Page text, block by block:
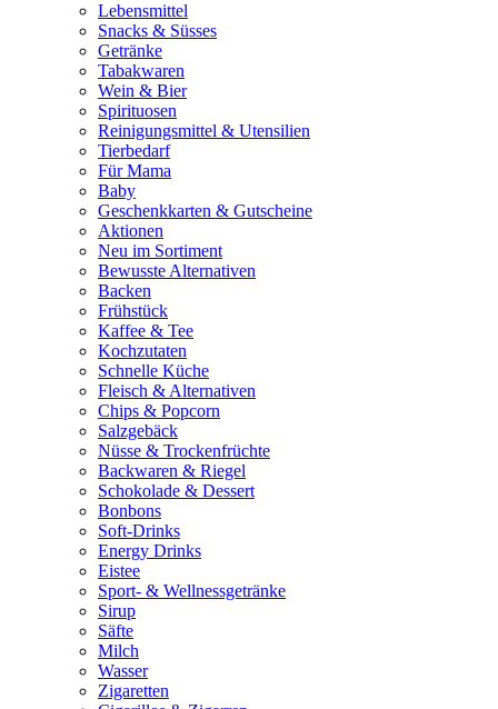
Lebensmittel
Snacks & Süsses
Getränke
Tabakwaren
Wein & Bier
Spirituosen
Reinigungsmittel & Utensilien
Tierbedarf
Für Mama
Baby
Geschenkkarten & Gutscheine
Aktionen
Neu im Sortiment
Bewusste Alternativen
Backen
Frühstück
Kaffee & Tee
Kochzutaten
Schnelle Küche
Fleisch & Alternativen
Chips & Popcorn
Salzgebäck
Nüsse & Trockenfrüchte
Backwaren & Riegel
Schokolade & Dessert
Bonbons
Soft-Drinks
Energy Drinks
Eistee
Sport- & Wellnessgetränke
Sirup
Säfte
Milch
Wasser
Zigaretten